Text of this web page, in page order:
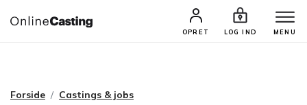
OPRET LOG IND MENU
CASTINGS & JOBS SØG PROFIL
Forside Castings & jobs